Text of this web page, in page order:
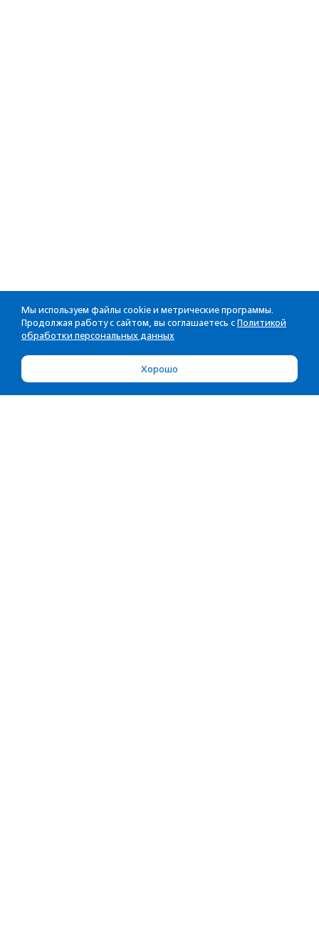
Мы используем файлы cookie и метрические программы.
Продолжая работу с сайтом, вы соглашаетесь с Политикой
обработки персональных данных
Хорошо